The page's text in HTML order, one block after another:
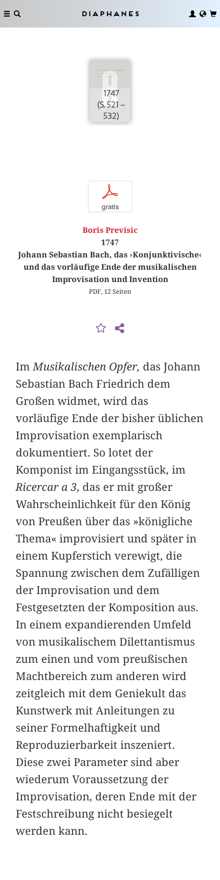
Diaphanes
1747
(S. 521 –
532)
p
gratis
Boris Previsic
1747
Johann Sebastian Bach, das ›Konjunktivische‹
und das vorläufige Ende der musikalischen
Improvisation und Invention
PDF, 12 Seiten
Im Musikalischen Opfer, das Johann
Sebastian Bach Friedrich dem
Großen widmet, wird das
vorläufige Ende der bisher üblichen
Improvisation exemplarisch
dokumentiert. So lotet der
Komponist im Eingangsstück, im
Ricercar a 3, das er mit großer
Wahrscheinlichkeit für den König
von Preußen über das »königliche
Thema« improvisiert und später in
einem Kupferstich verewigt, die
Spannung zwischen dem Zufälligen
der Improvisation und dem
Festgesetzten der Komposition aus.
In einem expandierenden Umfeld
von musikalischem Dilettantismus
zum einen und vom preußischen
Machtbereich zum anderen wird
zeitgleich mit dem Geniekult das
Kunstwerk mit Anleitungen zu
seiner Formelhaftigkeit und
Reproduzierbarkeit inszeniert.
Diese zwei Parameter sind aber
wiederum Voraussetzung der
Improvisation, deren Ende mit der
Festschreibung nicht besiegelt
werden kann.